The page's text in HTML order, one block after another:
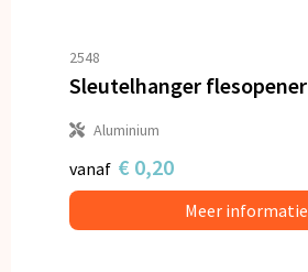
2548
Sleutelhanger flesopener
Aluminium
vanaf € 0,20
Meer informatie